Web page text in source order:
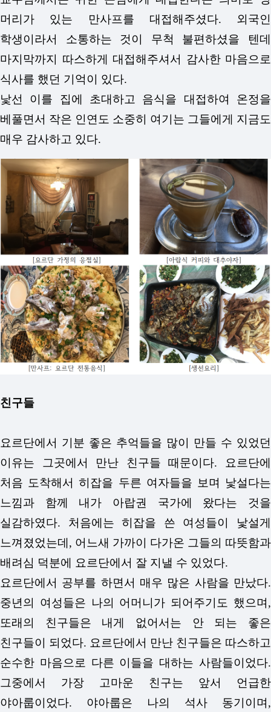
머리가 있는 만사프를 대접해주셨다. 외국인
학생이라서 소통하는 것이 무척 불편하셨을 텐데
마지막까지 따스하게 대접해주셔서 감사한 마음으로
식사를 했던 기억이 있다.
낯선 이를 집에 초대하고 음식을 대접하여 온정을
베풀면서 작은 인연도 소중히 여기는 그들에게 지금도
매우 감사하고 있다.
친구들
요르단에서 기분 좋은 추억들을 많이 만들 수 있었던
이유는 그곳에서 만난 친구들 때문이다. 요르단에
처음 도착해서 히잡을 두른 여자들을 보며 낯설다는
느낌과 함께 내가 아랍권 국가에 왔다는 것을
실감하였다. 처음에는 히잡을 쓴 여성들이 낯설게
느껴졌었는데, 어느새 가까이 다가온 그들의 따뜻함과
배려심 덕분에 요르단에서 잘 지낼 수 있었다.
요르단에서 공부를 하면서 매우 많은 사람을 만났다.
중년의 여성들은 나의 어머니가 되어주기도 했으며,
또래의 친구들은 내게 없어서는 안 되는 좋은
친구들이 되었다. 요르단에서 만난 친구들은 따스하고
순수한 마음으로 다른 이들을 대하는 사람들이었다.
그중에서 가장 고마운 친구는 앞서 언급한
야아룹이었다. 야아룹은 나의 석사 동기이며,